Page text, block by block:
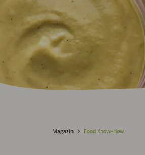
Magazin Food Know-How